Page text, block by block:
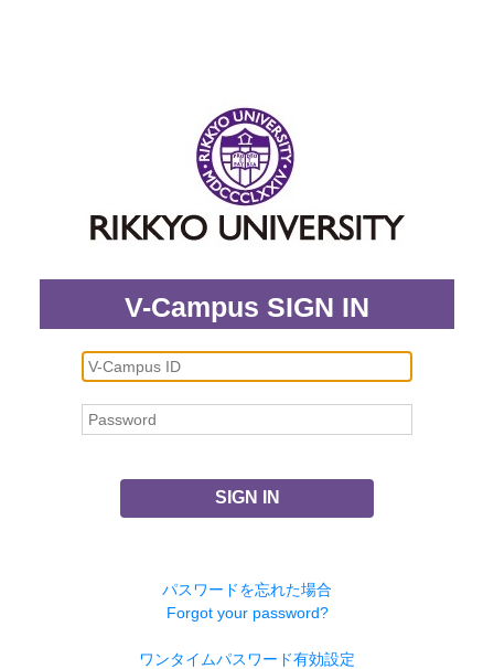
V-Campus SIGN IN
SIGN IN
パスワードを忘れた場合
Forgot your password?
ワンタイムパスワード有効設定